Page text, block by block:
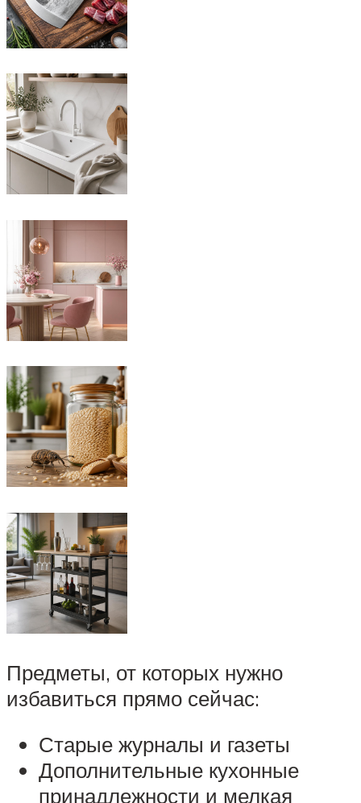
Предметы, от которых нужно
избавиться прямо сейчас:
Старые журналы и газеты
Дополнительные кухонные
принадлежности и мелкая